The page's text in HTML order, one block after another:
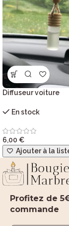
Diffuseur voiture
En stock
6,00 €
Ajouter à la
Profitez de
commande